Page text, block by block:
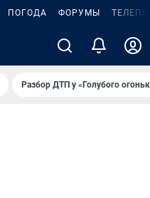
ПОГОДА ФОРУМЫ
Разбор ДТП у «Голубого